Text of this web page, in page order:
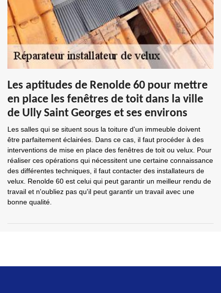
Les aptitudes de Renolde 60 pour mettre
en place les fenêtres de toit dans la ville
de Ully Saint Georges et ses environs
Les salles qui se situent sous la toiture d'un immeuble doivent
être parfaitement éclairées. Dans ce cas, il faut procéder à des
interventions de mise en place des fenêtres de toit ou velux. Pour
réaliser ces opérations qui nécessitent une certaine connaissance
des différentes techniques, il faut contacter des installateurs de
velux. Renolde 60 est celui qui peut garantir un meilleur rendu de
travail et n'oubliez pas qu'il peut garantir un travail avec une
bonne qualité.